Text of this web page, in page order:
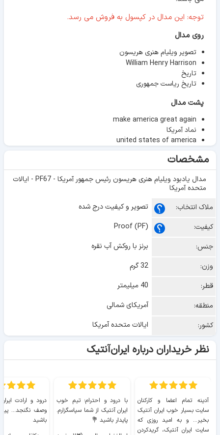
توجه: این مدال در کپسول به فروش می رسد.
روی مدال
تصویر ویلیام هنری هریسون
William Henry Harrison
تاریخ
تاریخ ریاست جمهوری
پشت مدال
make america great again
نماد آمریکا
united states of america
مشخصات
مدال یادبود ویلیام هنری هریسون رئیس جمهور آمریکا - PF67 - ایالات
متحده آمریکا
ملاک انتخاب:
تصویر و کیفیت درج شده
کیفیت:
Proof (PF)
جنس:
برنز با روکش آب نقره
وزن:
32 گرم
قطر:
40 میلیمتر
منطقه:
آمریکای شمالی
کشور:
ایالات متحده آمریکا
نظر خریداران درباره ایران‌آنتیک
آدینه تمام اعضا و کارکنان
سایت بسیار خوب ايران آنتیک
بخیر... و به امید روزی که
سایت ايران آنتیک، گریدکردن
با درود و احترام؛ تیم خوب
ایران آنتیک از شما سپاسگزارم.
پایدار باشید 💐
درود و ارادت
وصف نگنجد...
باشید